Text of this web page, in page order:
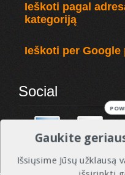
Ieškoti pagal
kategoriją
Ieškoti per Google
Social
Gaukite
Išsiųsime Jūsų užklausą